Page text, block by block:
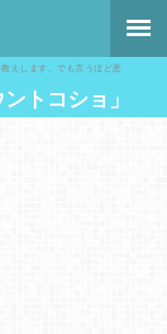
えします。でも言うほど悪
トコショ」